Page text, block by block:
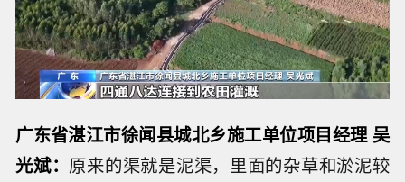
广东省湛江市徐闻县城北乡施工单位项目经理 吴
光斌： 原来的渠就是泥渠，里面的杂草和淤泥较